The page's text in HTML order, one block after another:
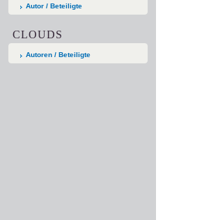
Autor / Beteiligte
CLOUDS
Autoren / Beteiligte